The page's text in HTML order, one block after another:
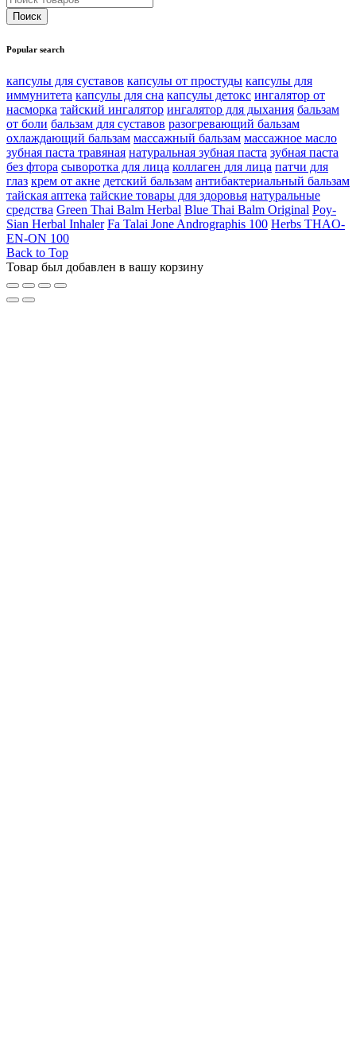
Popular search
капсулы для суставов капсулы от простуды капсулы для
иммунитета капсулы для сна капсулы детокс ингалятор от
насморка тайский ингалятор ингалятор для дыхания бальзам
от боли бальзам для суставов разогревающий бальзам
охлаждающий бальзам массажный бальзам массажное масло
зубная паста травяная натуральная зубная паста зубная паста
без фтора сыворотка для лица коллаген для лица патчи для
глаз крем от акне детский бальзам антибактериальный бальзам
тайская аптека тайские товары для здоровья натуральные
средства Green Thai Balm Herbal Blue Thai Balm Original Poy-
Sian Herbal Inhaler Fa Talai Jone Andrographis 100 Herbs THAO-
EN-ON 100
Back to Top
Товар был добавлен в вашу корзину